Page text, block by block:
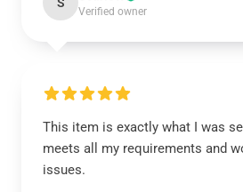
Verified owner
This item is exactly what I was
meets all my requirements and
issues.